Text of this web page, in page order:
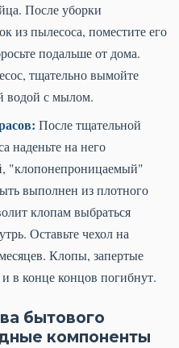
После уборки
из пылесоса, поместите его
подальше от дома.
тщательно вымойте
водой с мылом.
После тщательной
наденьте на него
"клопонепроницаемый"
выполнен из плотного
клопам выбраться
Оставьте чехол на
Клопы, запертые
в конце концов погибнут.
бытового
компоненты